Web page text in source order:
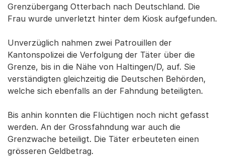
Grenzübergang Otterbach nach Deutschland. Die
Frau wurde unverletzt hinter dem Kiosk aufgefunden.
Unverzüglich nahmen zwei Patrouillen der
Kantonspolizei die Verfolgung der Täter über die
Grenze, bis in die Nähe von Haltingen/D, auf. Sie
verständigten gleichzeitig die Deutschen Behörden,
welche sich ebenfalls an der Fahndung beteiligten.
Bis anhin konnten die Flüchtigen noch nicht gefasst
werden. An der Grossfahndung war auch die
Grenzwache beteiligt. Die Täter erbeuteten einen
grösseren Geldbetrag.